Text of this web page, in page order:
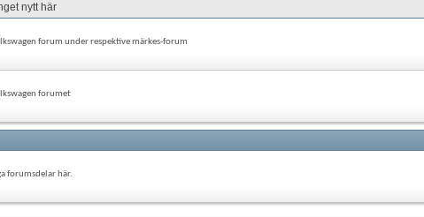
nytt här
forum under respektive märkes-forum
forumet
forumsdelar här.